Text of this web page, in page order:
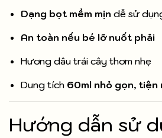
Dạng bọt mềm mịn dễ sử
An toàn nếu bé lỡ nuốt phải
Hương dâu trái cây thơm nhẹ
Dung tích 60ml nhỏ gọn, tiện
Hướng dẫn sử